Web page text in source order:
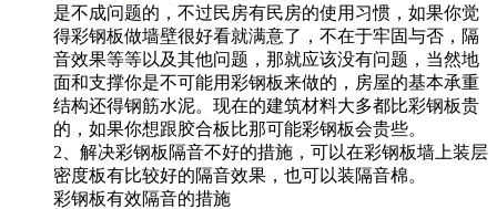
是不成问题的，不过民房有民房的使用习惯，如果你觉
得彩钢板做墙壁很好看就满意了，不在于牢固与否，隔
音效果等等以及其他问题，那就应该没有问题，当然地
面和支撑你是不可能用彩钢板来做的，房屋的基本承重
结构还得钢筋水泥。现在的建筑材料大多都比彩钢板贵
的，如果你想跟胶合板比那可能彩钢板会贵些。
2、解决彩钢板隔音不好的措施，可以在彩钢板墙上装层
密度板有比较好的隔音效果，也可以装隔音棉。
彩钢板有效隔音的措施